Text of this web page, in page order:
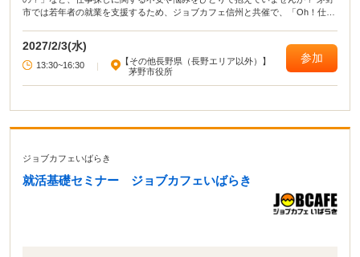
市では若年者の就業を支援するため、ジョブカフェ信州と共催で、「Oh！仕事
をサポートいたします。 相談は個室で行い秘密は厳守いたしますので安心して
ご相談ください。 相談日は月1回ありますので、1回で解決しなければまた次回
2027/2/3(水)
13:30~16:30
【その他長野県（長野エリア以外）】
茅野市役所
参加
ジョブカフェいばらき
就活基礎セミナー ジョブカフェいばらき